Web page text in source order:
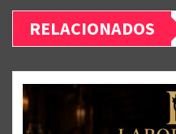
RELACIONADOS